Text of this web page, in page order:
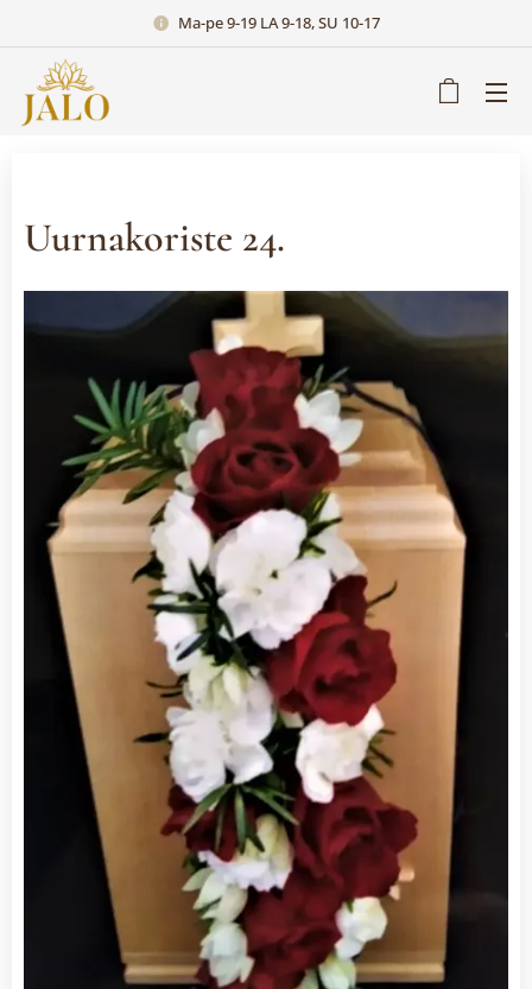
Ma-pe 9-19 LA 9-18, SU 10-17
Uurnakoriste 24.